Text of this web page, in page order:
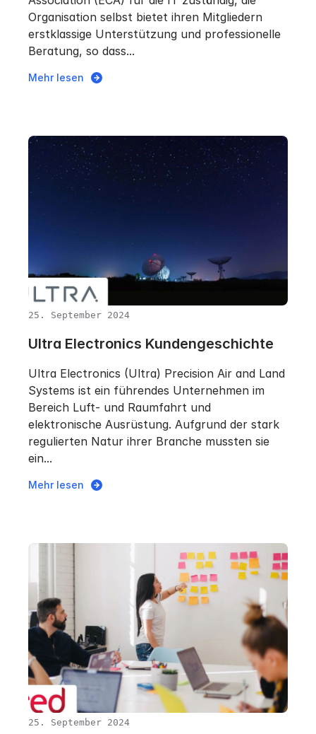
Organisation selbst bietet ihren Mitgliedern
erstklassige Unterstützung und professionelle
Beratung, so dass...
Mehr lesen
25. September 2024
Ultra Electronics Kundengeschichte
Ultra Electronics (Ultra) Precision Air and Land
Systems ist ein führendes Unternehmen im
Bereich Luft- und Raumfahrt und
elektronische Ausrüstung. Aufgrund der stark
regulierten Natur ihrer Branche mussten sie
ein...
Mehr lesen
25. September 2024